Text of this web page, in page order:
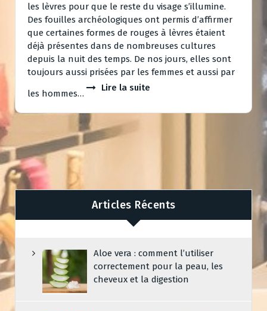
les lèvres pour que le reste du visage s’illumine.
Des fouilles archéologiques ont permis d’affirmer
que certaines formes de rouges à lèvres étaient
déjà présentes dans de nombreuses cultures
depuis la nuit des temps. De nos jours, elles sont
toujours aussi prisées par les femmes et aussi par
les hommes…
Lire la suite
Articles Récents
Aloe vera : comment l’utiliser
correctement pour la peau, les
cheveux et la digestion